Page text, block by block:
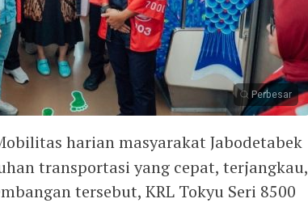
Perbesar
harian masyarakat Jabodetabek
transportasi yang cepat, terjangkau,
tersebut, KRL Tokyu Seri 8500